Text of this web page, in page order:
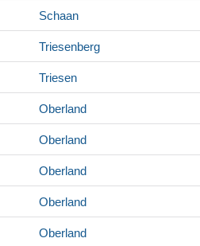
Schaan
Triesenberg
Triesen
Oberland
Oberland
Oberland
Oberland
Oberland